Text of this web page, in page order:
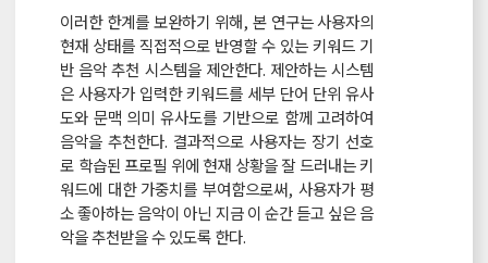
이러한 한계를 보완하기 위해, 본 연구는 사용자의
현재 상태를 직접적으로 반영할 수 있는 키워드 기
반 음악 추천 시스템을 제안한다. 제안하는 시스템
은 사용자가 입력한 키워드를 세부 단어 단위 유사
도와 문맥 의미 유사도를 기반으로 함께 고려하여
음악을 추천한다. 결과적으로 사용자는 장기 선호
로 학습된 프로필 위에 현재 상황을 잘 드러내는 키
워드에 대한 가중치를 부여함으로써, 사용자가 평
소 좋아하는 음악이 아닌 지금 이 순간 듣고 싶은 음
악을 추천받을 수 있도록 한다.